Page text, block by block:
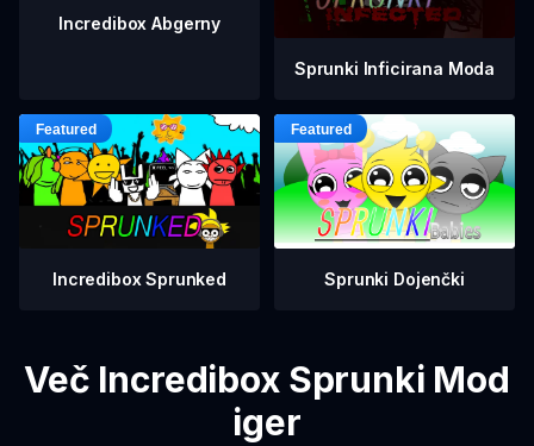
Incredibox Abgerny
Sprunki Inficirana Moda
Incredibox Sprunked Sprunki Dojenčki
Več Incredibox Sprunki Mod
iger